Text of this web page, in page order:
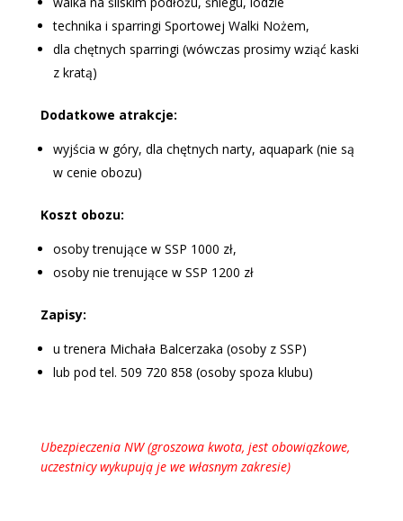
technika i sparringi Sportowej Walki Nożem,
dla chętnych sparringi (wówczas prosimy wziąć kaski
z kratą)
Dodatkowe atrakcje:
wyjścia w góry, dla chętnych narty, aquapark (nie są
w cenie obozu)
Koszt obozu:
osoby trenujące w SSP 1000 zł,
osoby nie trenujące w SSP 1200 zł
Zapisy:
u trenera Michała Balcerzaka (osoby z SSP)
lub pod tel. 509 720 858 (osoby spoza klubu)
Ubezpieczenia NW (groszowa kwota, jest obowiązkowe,
uczestnicy wykupują je we własnym zakresie)